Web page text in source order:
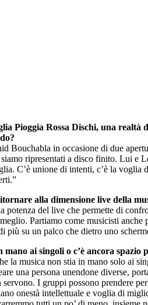
Pioggia Rossa Dischi, una realtà
Bouchabla in occasione di due
ripresentati a disco finito. Lui e
C’è unione di intenti, c’è la voglia
alla dimensione live della
potenza del live che permette di
Partiamo come musicisti anche
più su un palco che dietro uno
mano ai singoli o c’è ancora spazio
la musica non stia in mano solo ai
una persona unendone diverse,
I gruppi possono prendere
onestà intellettuale e voglia di